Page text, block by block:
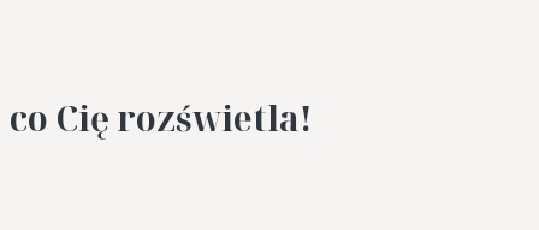
co Cię rozświetla!